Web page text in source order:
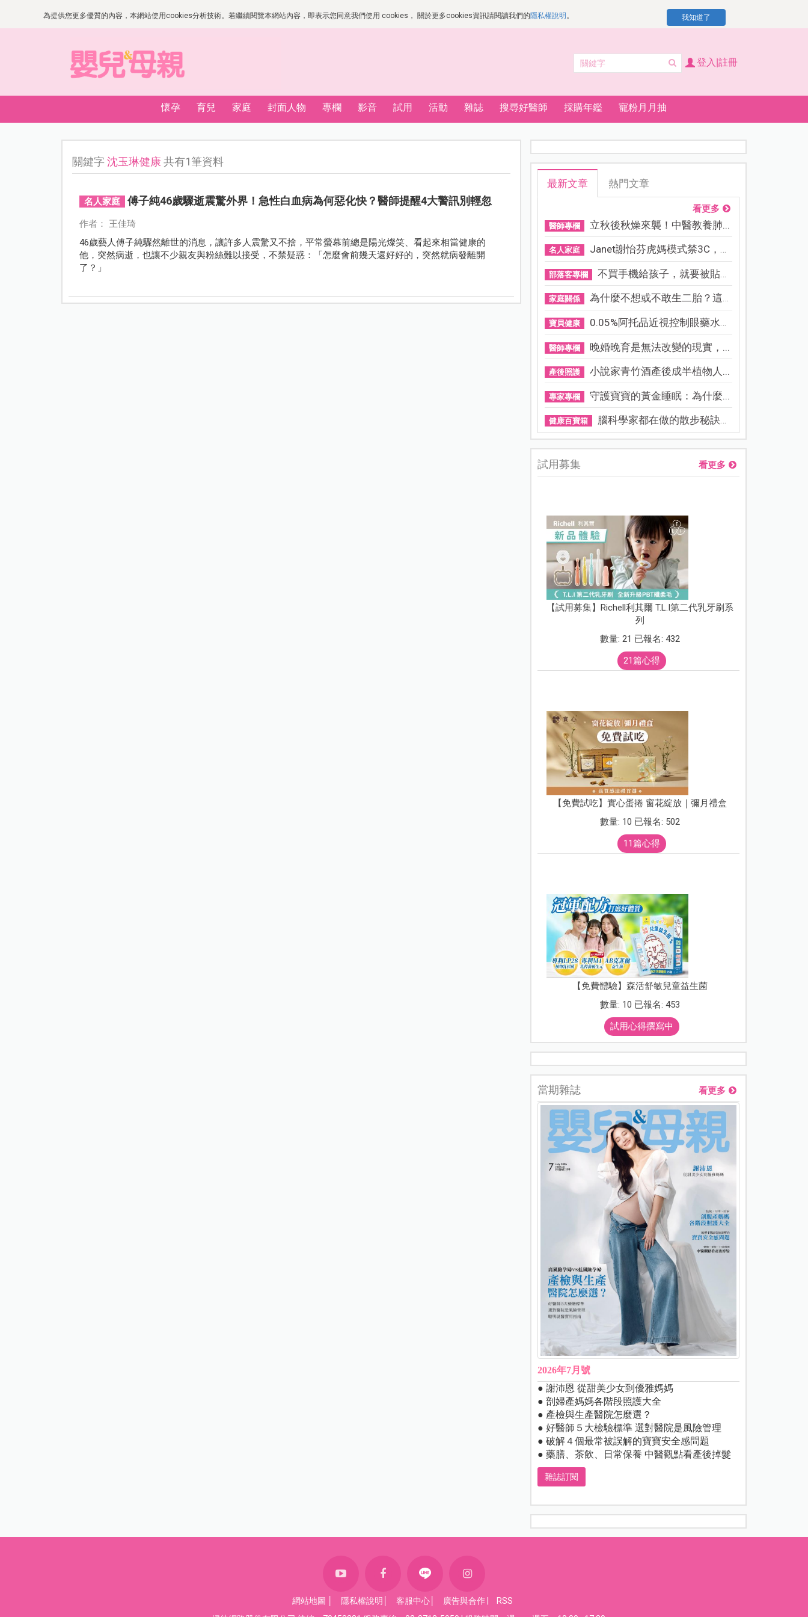
為提供您更多優質的內容，本網站使用cookies分析技術。若繼續閱覽本網站內容，即表示您同意我們使用 cookies， 關於更多cookies資訊請閱讀我們的隱私權說明 。 我知道了
登入|註冊
懷孕 育兒 家庭 封面人物 專欄 影音 試用 活動 雜誌 搜尋好醫師 採購年鑑 寵粉月月抽
關鍵字沈玉琳健康 共有1筆資料
名人家庭 傅子純46歲驟逝震驚外界！急性白血病為何惡化快？醫師提醒4大警訊別輕忽
作者： 王佳琦
46歲藝人傅子純驟然離世的消息，讓許多人震驚又不捨，平常螢幕前總是陽光燦笑、看起來相當健康的
他，突然病逝，也讓不少親友與粉絲難以接受，不禁疑惑：「怎麼會前幾天還好好的，突然就病發離開
了？」
最新文章 熱門文章
看更多
醫師專欄 立秋後秋燥來襲！中醫教養肺...
名人家庭 Janet謝怡芬虎媽模式禁3C，看...
部落客專欄 不買手機給孩子，就要被貼「...
家庭關係 為什麼不想或不敢生二胎？這8...
寶貝健康 0.05%阿托品近視控制眼藥水納...
醫師專欄 晚婚晚育是無法改變的現實，...
產後照護 小說家青竹酒產後成半植物人...
專家專欄 守護寶寶的黃金睡眠：為什麼...
健康百寶箱 腦科學家都在做的散步秘訣！...
試用募集 看更多
【試用募集】Richell利其爾 T.L.I第二代乳牙刷系
列
數量: 21 已報名: 432
21篇心得
【免費試吃】實心蛋捲 窗花綻放｜彌月禮盒
數量: 10 已報名: 502
11篇心得
【免費體驗】森活舒敏兒童益生菌
數量: 10 已報名: 453
試用心得撰寫中
當期雜誌 看更多
2026年7月號
● 謝沛恩 從甜美少女到優雅媽媽
● 剖婦產媽媽各階段照護大全
● 產檢與生產醫院怎麼選？
● 好醫師５大檢驗標準 選對醫院是風險管理
● 破解４個最常被誤解的寶寶安全感問題
● 藥膳、茶飲、日常保養 中醫觀點看產後掉髮
雜誌訂閱
網站地圖 隱私權說明 客服中心 廣告與合作
RSS